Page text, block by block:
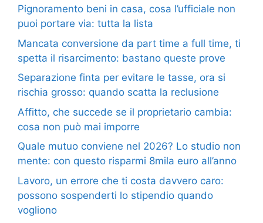
Pignoramento beni in casa, cosa l’ufficiale non
puoi portare via: tutta la lista
Mancata conversione da part time a full time, ti
spetta il risarcimento: bastano queste prove
Separazione finta per evitare le tasse, ora si
rischia grosso: quando scatta la reclusione
Affitto, che succede se il proprietario cambia:
cosa non può mai imporre
Quale mutuo conviene nel 2026? Lo studio non
mente: con questo risparmi 8mila euro all’anno
Lavoro, un errore che ti costa davvero caro:
possono sospenderti lo stipendio quando
vogliono